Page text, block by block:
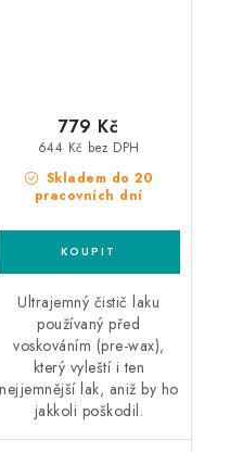
Skladem do 20
pracovních dní
644 Kč bez DPH
779 Kč
Ultrajemný čistič laku
používaný před
voskováním (pre-wax),
který vyleští i ten
nejjemnější lak, aniž by ho
jakkoli poškodil.